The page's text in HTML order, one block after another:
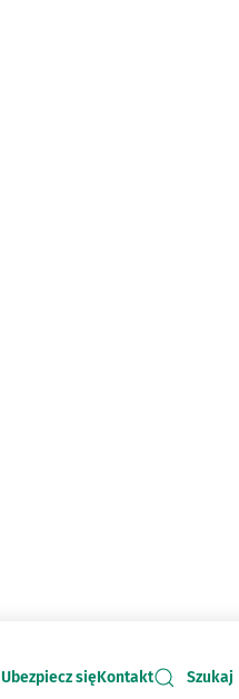
Ubezpiecz sięKontakt Szukaj